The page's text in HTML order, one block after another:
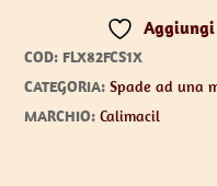
quantità
COD: FLX82FCS1X
CATEGORIA:Spade ad una
MARCHIO:Calimacil